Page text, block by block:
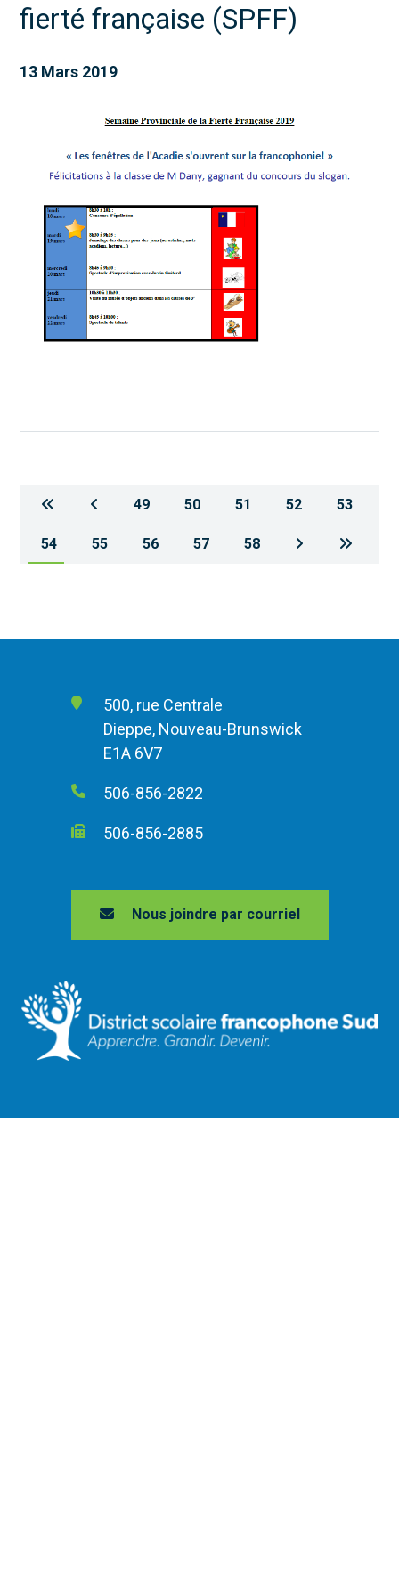
fierté française (SPFF)
13 Mars 2019
49 50 51 52 53
54 55 56 57 58
500, rue Centrale
Dieppe, Nouveau-Brunswick
E1A 6V7
506-856-2822
506-856-2885
Nous joindre par courriel